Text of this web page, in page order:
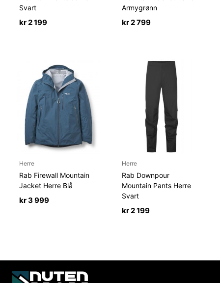
Svart
kr 2 199
Armygrønn
kr 2 799
Herre
Rab Firewall Mountain
Jacket Herre Blå
kr3 999
Herre
Rab Downpour
Mountain Pants Herre
Svart
kr2 199